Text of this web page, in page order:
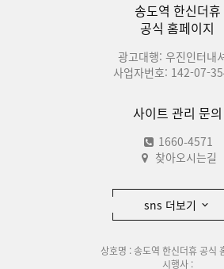
송도역 한신더휴
공식 홈페이지
광고대행: 우진인터내
사업자번호: 142-07-
사이트 관리 문의
1660-4571
찾아오시는길
sns 더보기
상호명 : 송도역 한신더휴 공식
시행사 :